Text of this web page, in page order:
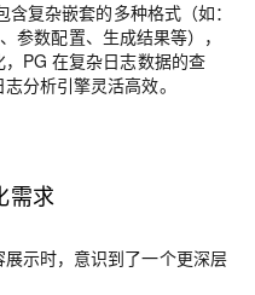
含复杂嵌套的多种格式（如：
参数配置、生成结果等），
PG 在复杂日志数据的查
分析引擎灵活高效。
需求
示时，意识到了一个更深层